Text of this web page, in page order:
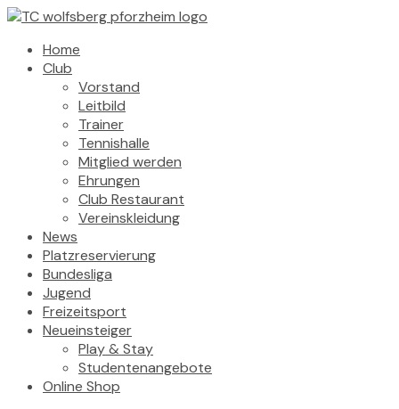
Home
Club
Vorstand
Leitbild
Trainer
Tennishalle
Mitglied werden
Ehrungen
Club Restaurant
Vereinskleidung
News
Platzreservierung
Bundesliga
Jugend
Freizeitsport
Neueinsteiger
Play & Stay
Studentenangebote
Online Shop